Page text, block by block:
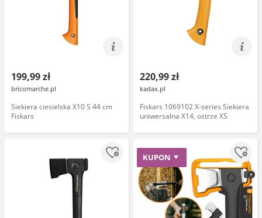
199,99 zł
bricomarche.pl
Siekiera ciesielska X10 S 44 cm
Fiskars
220,99 zł
kadax.pl
Fiskars 1069102 X-series Siekiera
uniwersalna X14, ostrze XS
KUPON